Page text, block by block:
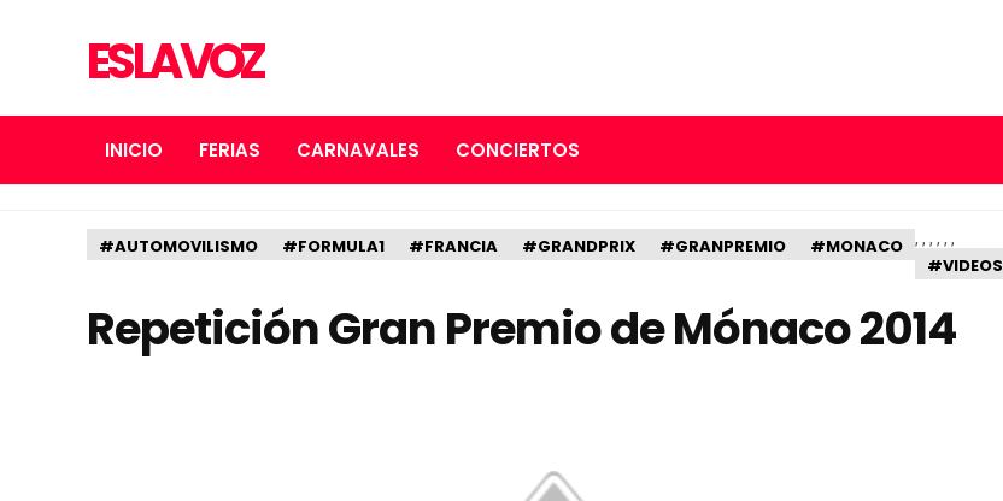
ES LA VOZ
INICIO FERIAS CARNAVALES CONCIERTOS
#AUTOMOVILISMO ,
#FORMULA1 ,
#FRANCIA ,
#GRANDPRIX ,
#GRANPREMIO ,
#MONACO ,
#VIDEOS
Repetición Gran Premio de Mónaco 2014